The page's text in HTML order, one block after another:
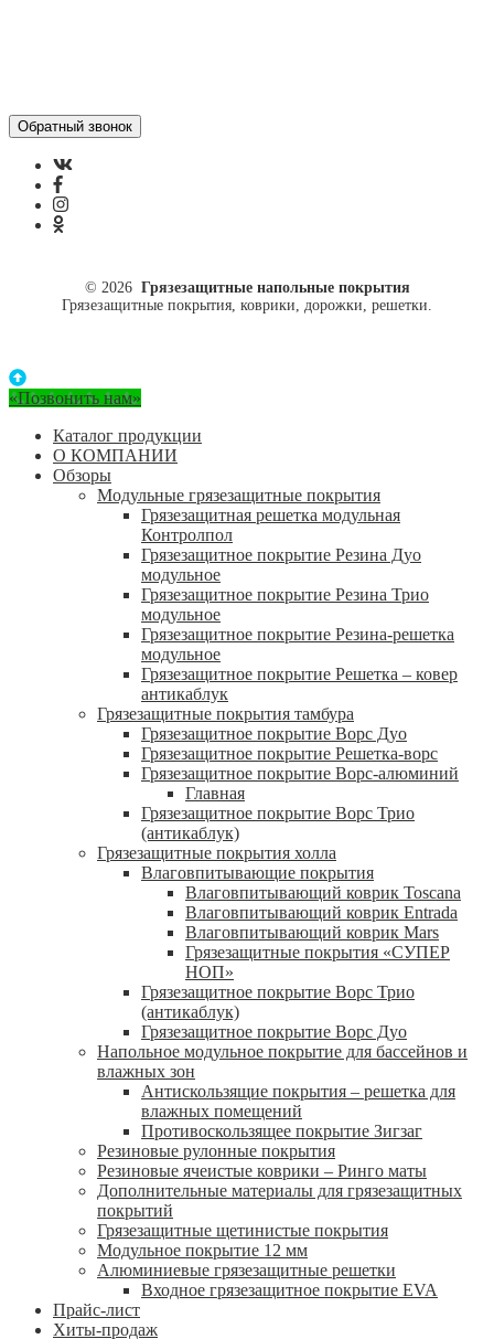
© 2026 Грязезащитные напольные покрытия
Грязезащитные покрытия, коврики, дорожки, решетки.
«Позвонить нам»
Каталог продукции
О КОМПАНИИ
Обзоры
Модульные грязезащитные покрытия
Грязезащитная решетка модульная
Контролпол
Грязезащитное покрытие Резина Дуо
модульное
Грязезащитное покрытие Резина Трио
модульное
Грязезащитное покрытие Резина-решетка
модульное
Грязезащитное покрытие Решетка – ковер
антикаблук
Грязезащитные покрытия тамбура
Грязезащитное покрытие Ворс Дуо
Грязезащитное покрытие Решетка-ворс
Грязезащитное покрытие Ворс-алюминий
Главная
Грязезащитное покрытие Ворс Трио
(антикаблук)
Грязезащитные покрытия холла
Влаговпитывающие покрытия
Влаговпитывающий коврик Toscana
Влаговпитывающий коврик Entrada
Влаговпитывающий коврик Mars
Грязезащитные покрытия «СУПЕР
НОП»
Грязезащитное покрытие Ворс Трио
(антикаблук)
Грязезащитное покрытие Ворс Дуо
Напольное модульное покрытие для бассейнов и
влажных зон
Антискользящие покрытия – решетка для
влажных помещений
Противоскользящее покрытие Зигзаг
Резиновые рулонные покрытия
Резиновые ячеистые коврики – Ринго маты
Дополнительные материалы для грязезащитных
покрытий
Грязезащитные щетинистые покрытия
Модульное покрытие 12 мм
Алюминиевые грязезащитные решетки
Входное грязезащитное покрытие EVA
Прайс-лист
Хиты-продаж